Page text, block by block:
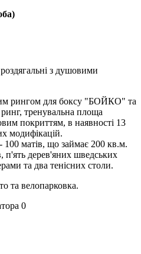
з душовими
рингом для боксу "БОЙКО" та
тренувальна площа
покриттям, в наявності 13
модифікацій.
матів, що займає 200 кв.м.
п'ять дерев'яних шведських
та два тенісних столи.
та велопарковка.
0